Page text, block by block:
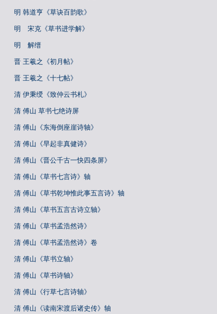
明 韩道亨《草诀百韵歌》
明 宋克《草书进学解》
明 解缙
晋 王羲之《初月帖》
晋 王羲之《十七帖》
清 伊秉绶《致仲云书札》
清 傅山 草书七绝诗屏
清 傅山《东海倒座崖诗轴》
清 傅山《早起非真健诗》
清 傅山《晋公千古一快四条屏》
清 傅山《草书七言诗》轴
清 傅山《草书乾坤惟此事五言诗》轴
清 傅山《草书五言古诗立轴》
清 傅山《草书孟浩然诗》
清 傅山《草书孟浩然诗》卷
清 傅山《草书立轴》
清 傅山《草书诗轴》
清 傅山《行草七言诗轴》
清 傅山《读南宋渡后诸史传》轴